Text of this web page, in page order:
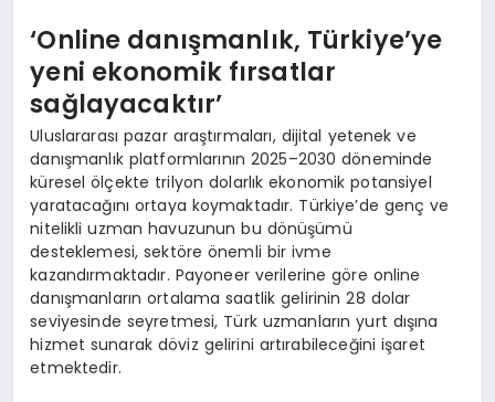
‘Online danışmanlık, Türkiye’ye
yeni ekonomik fırsatlar
sağlayacaktır’
Uluslararası pazar araştırmaları, dijital yetenek ve
danışmanlık platformlarının 2025–2030 döneminde
küresel ölçekte trilyon dolarlık ekonomik potansiyel
yaratacağını ortaya koymaktadır. Türkiye’de genç ve
nitelikli uzman havuzunun bu dönüşümü
desteklemesi, sektöre önemli bir ivme
kazandırmaktadır. Payoneer verilerine göre online
danışmanların ortalama saatlik gelirinin 28 dolar
seviyesinde seyretmesi, Türk uzmanların yurt dışına
hizmet sunarak döviz gelirini artırabileceğini işaret
etmektedir.